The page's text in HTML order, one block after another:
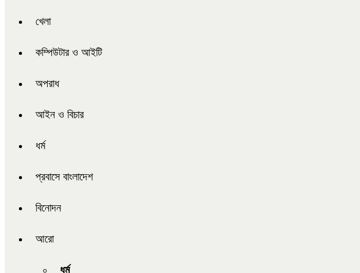
খেলা
কম্পিউটার ও আইটি
অপরাধ
আইন ও বিচার
ধর্ম
প্রবাসে বাংলাদেশ
বিনোদন
আরো
ধর্ম